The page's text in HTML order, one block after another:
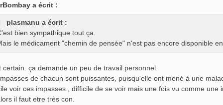
a écrit :
plasmanu a écrit :
bien sympathique tout ça.
le médicament "chemin de pensée" n'est pas encore disponible
certain. ça demande un peu de travail personnel.
de chacun sont puissantes, puisqu'elle ont mené à une
voir ces impasses , difficile de se voir mais une fois vu comme
il faut etre très con.